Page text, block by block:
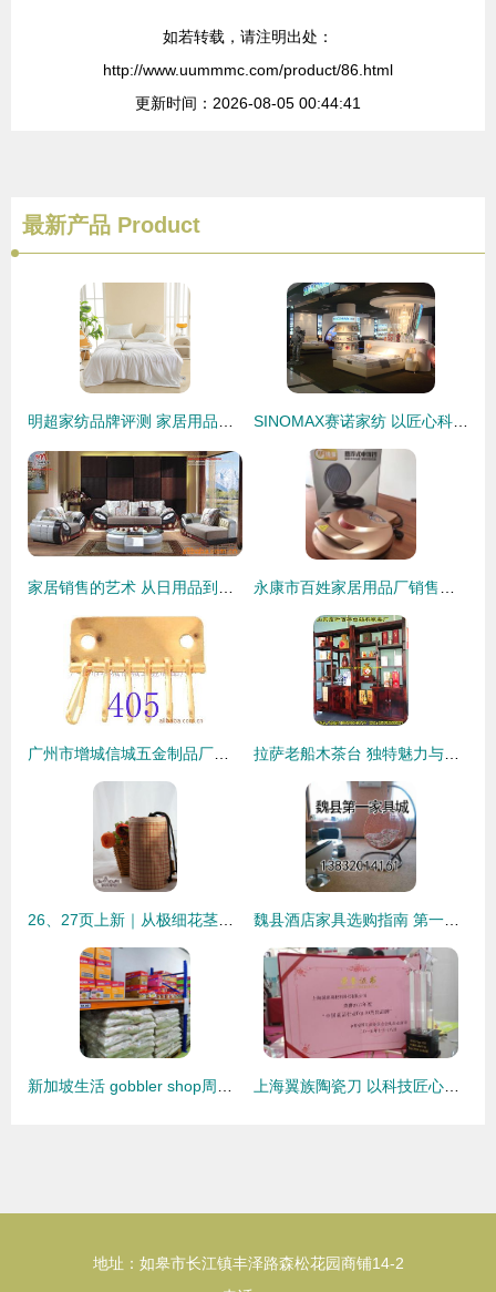
如若转载，请注明出处：
http://www.uummmc.com/product/86.html
更新时间：2026-08-05 00:44:41
最新产品 Product
地址：如皋市长江镇丰泽路森松花园商铺14-2